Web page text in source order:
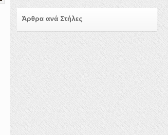
Άρθρα ανά Στήλες